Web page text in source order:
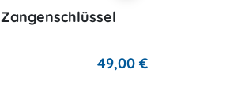
Zangenschlüssel
49,00 €